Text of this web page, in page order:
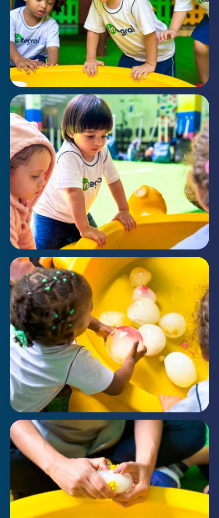
Agende uma visita
Enviei um E-mail